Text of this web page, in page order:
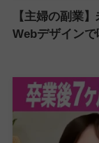
【主婦の副業
Webデザイン